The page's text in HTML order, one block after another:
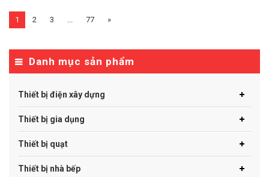
1 2 3 ... 77 »
Danh mục sản phẩm
Thiết bị điện xây dựng
Thiết bị gia dụng
Thiết bị quạt
Thiết bị nhà bếp